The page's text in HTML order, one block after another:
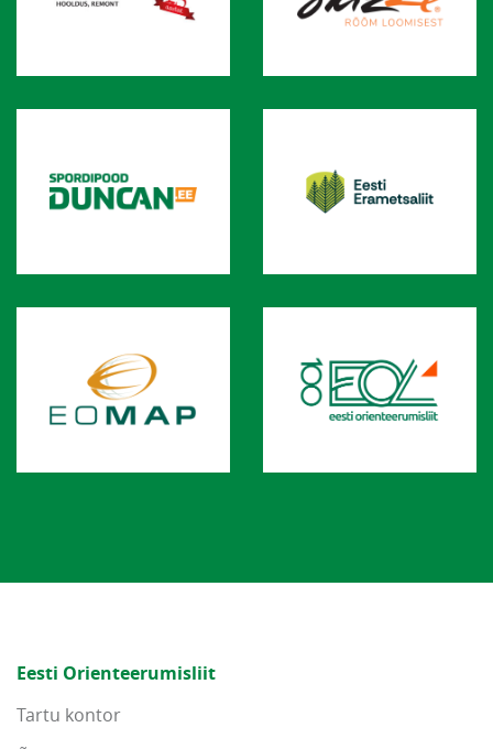
Eesti Orienteerumisliit
Tartu kontor